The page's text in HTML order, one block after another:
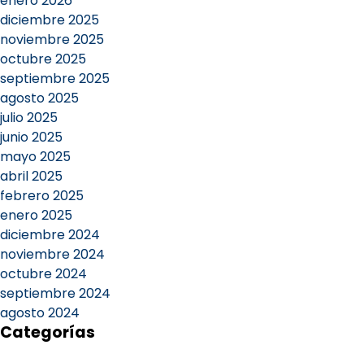
diciembre 2025
noviembre 2025
octubre 2025
septiembre 2025
agosto 2025
julio 2025
junio 2025
mayo 2025
abril 2025
febrero 2025
enero 2025
diciembre 2024
noviembre 2024
octubre 2024
septiembre 2024
agosto 2024
Categorías